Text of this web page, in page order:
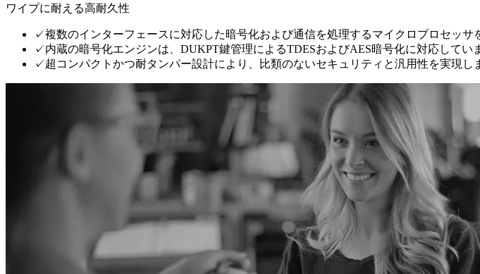
ワイプに耐える高耐久性
✓複数のインターフェースに対応した暗号化および通信を処理するマイクロプロセッサ
✓内蔵の暗号化エンジンは、DUKPT鍵管理によるTDESおよびAES暗号化に対応してい
✓超コンパクトかつ耐タンパー設計により、比類のないセキュリティと汎用性を実現し